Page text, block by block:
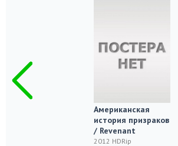
Американская
история призраков
/ Revenant
2012 HDRip